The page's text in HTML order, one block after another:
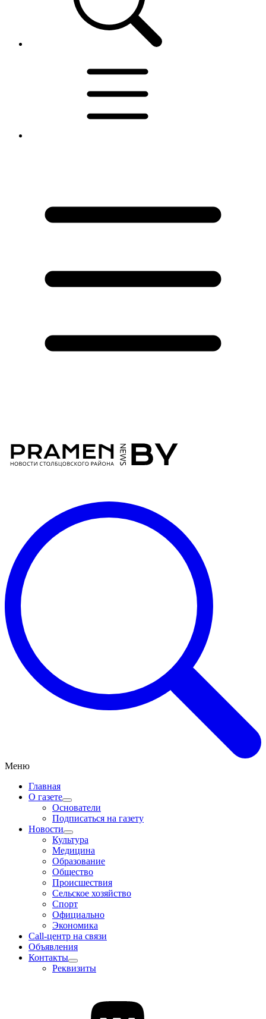
Меню
Главная
О газете
Основатели
Подписаться на газету
Новости
Культура
Медицина
Образование
Общество
Происшествия
Сельское хозяйство
Спорт
Официально
Экономика
Call-центр на связи
Объявления
Контакты
Реквизиты